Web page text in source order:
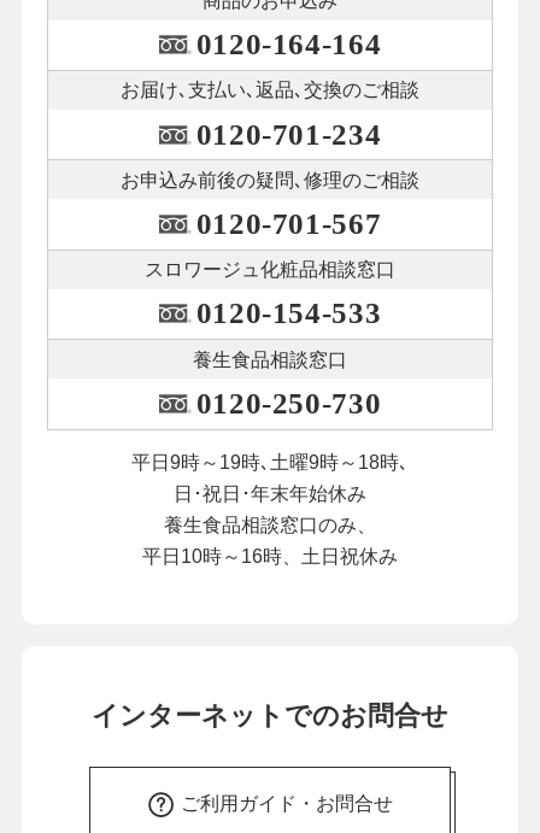
0120-164-164
お届け､支払い､ 返品､交換のご相談
0120-701-234
お申込み前後の疑問､修理のご相談
0120-701-567
スロワージュ化粧品相談窓口
0120-154-533
養生食品相談窓口
0120-250-730
平日9時～19時､土曜9時～18時､
日･祝日･年末年始休み
養生食品相談窓口のみ、
平日10時～16時、土日祝休み
インターネットでのお問合せ
ご利用ガイド・お問合せ